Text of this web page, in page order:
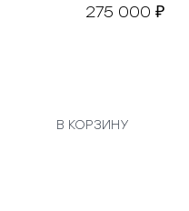
275 000 ₽
В КОРЗИНУ